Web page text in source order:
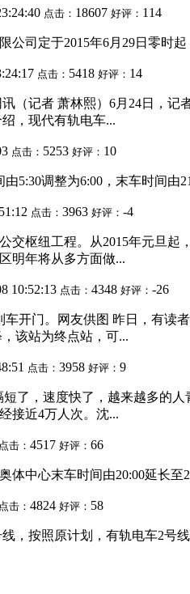
点击： 18607 好评： 114
司定于2015年6月29日零时
点击： 5418 好评： 14
（记者 萧林熙）6月24日，
，现代有轨电车...
点击： 5253 好评： 10
5:30调整为6:00，末车时间由
点击： 3963 好评： -4
交枢纽工程。从2015年元旦
明年将从多方面做...
10:52:13 点击： 4348 好评： -26
开门。网友供图 昨日，有
该站为终点站，可...
点击： 3958 好评： 9
了，速度快了，越来越多的
接近4万人次。沈...
点击： 4517 好评： 66
中心末车时间由20:00延长
点击： 4824 好评： 58
，按照原计划，有轨电车2